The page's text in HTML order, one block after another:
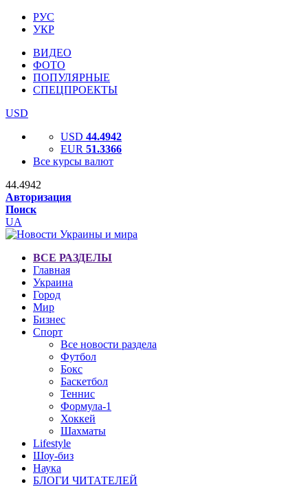
РУС
УКР
ВИДЕО
ФОТО
ПОПУЛЯРНЫЕ
СПЕЦПРОЕКТЫ
USD
USD 44.4942
EUR 51.3366
Все курсы валют
44.4942
Авторизация
Поиск
UA
ВСЕ РАЗДЕЛЫ
Главная
Украина
Город
Мир
Бизнес
Спорт
Все новости раздела
Футбол
Бокс
Баскетбол
Теннис
Формула-1
Хоккей
Шахматы
Lifestyle
Шоу-биз
Наука
БЛОГИ ЧИТАТЕЛЕЙ